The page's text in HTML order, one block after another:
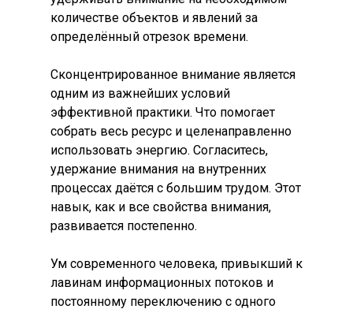
количестве объектов и явлений за
определённый отрезок времени.
Сконцентрированное внимание является
одним из важнейших условий
эффективной практики. Что помогает
собрать весь ресурс и целенаправленно
использовать энергию. Согласитесь,
удержание внимания на внутренних
процессах даётся с большим трудом. Этот
навык, как и все свойства внимания,
развивается постепенно.
Ум современного человека, привыкший к
лавинам информационных потоков и
постоянному переключению с одного